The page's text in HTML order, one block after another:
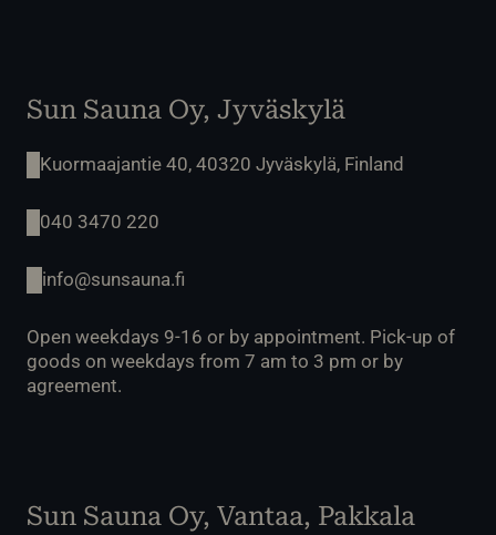
Sun Sauna Oy, Jyväskylä
Kuormaajantie 40, 40320 Jyväskylä, Finland
040 3470 220
info@sunsauna.fi
Open weekdays 9-16 or by appointment. Pick-up of
goods on weekdays from 7 am to 3 pm or by
agreement.
Sun Sauna Oy, Vantaa, Pakkala